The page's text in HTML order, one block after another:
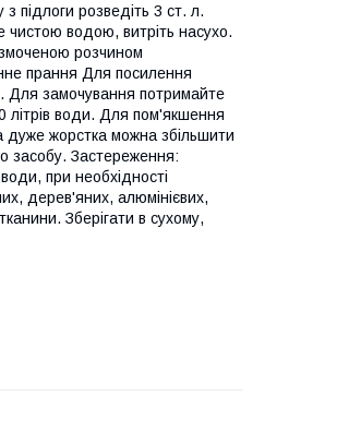
підлоги розведіть 3 ст. л.
чистою водою, витріть насухо.
розчином
прання Для посилення
Для замочування потримайте
літрів води. Для пом'якшення
жорстка можна збільшити
засобу. Застереження:
при необхідності
дерев'яних, алюмінієвих,
Зберігати в сухому,